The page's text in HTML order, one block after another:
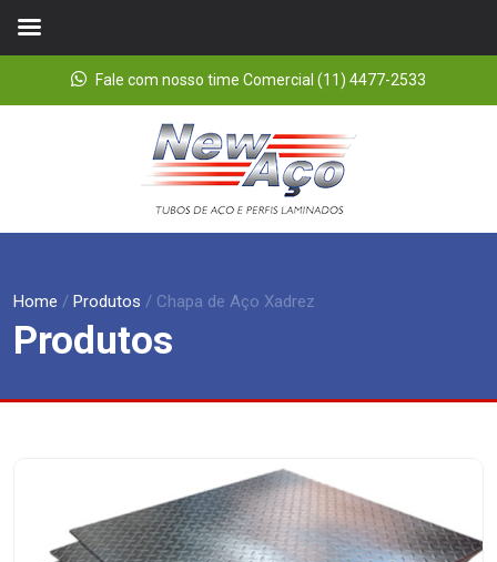
Fale com nosso time Comercial (11) 4477-2533
Home / Produtos / Chapa de Aço Xadrez
Produtos